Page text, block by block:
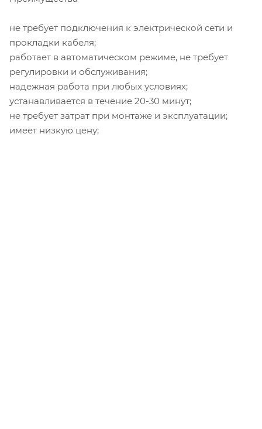
не требует подключения к электрической сети и
прокладки кабеля;
работает в автоматическом режиме, не требует
регулировки и обслуживания;
надежная работа при любых условиях;
устанавливается в течение 20-30 минут;
не требует затрат при монтаже и эксплуатации;
имеет низкую цену;